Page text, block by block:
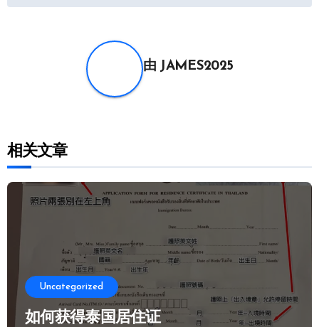
导
由 JAMES2025
相关文章
Uncategorized
如何获得泰国居住证